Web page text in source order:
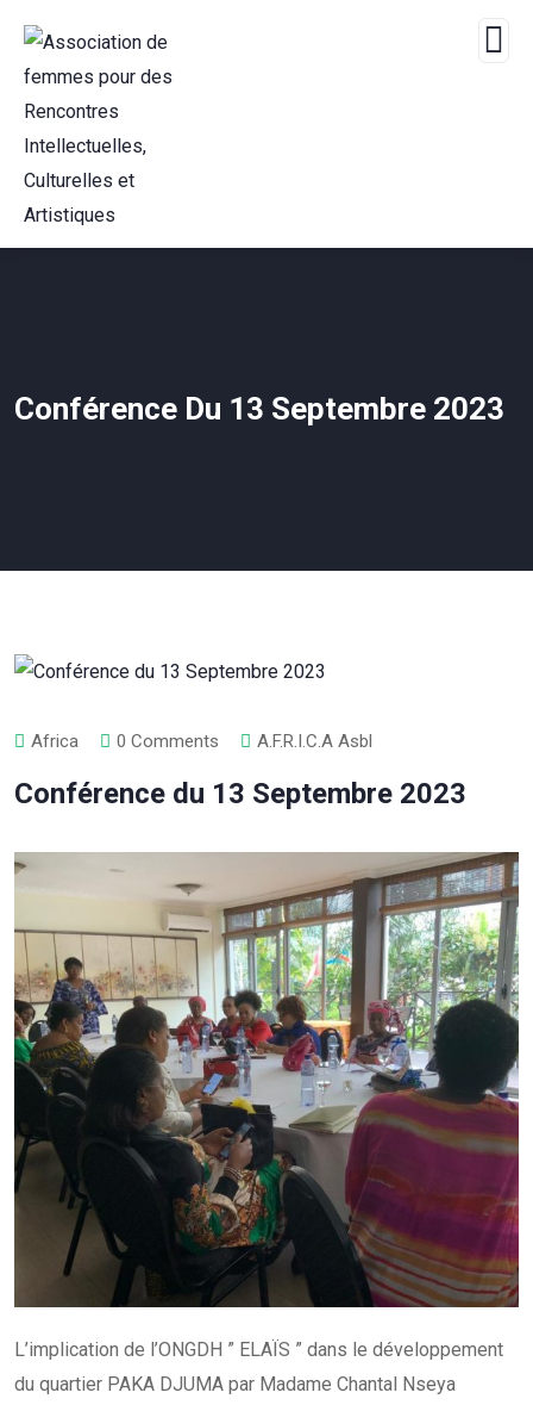
Conférence Du 13 Septembre 2023
Africa 0 Comments A.F.R.I.C.A Asbl
Conférence du 13 Septembre 2023
L’implication de l’ONGDH ” ELAÏS ” dans le développement
du quartier PAKA DJUMA par Madame Chantal Nseya